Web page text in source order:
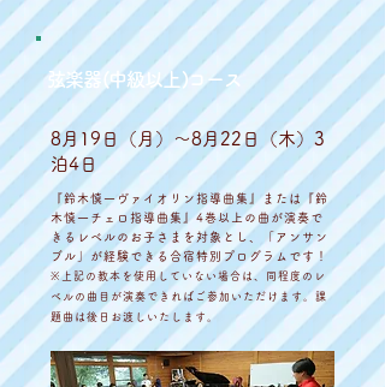
8月19日（月）〜8月22日（木）3
泊4日
『鈴木慎一ヴァイオリン指導曲集』または『鈴
木慎一チェロ指導曲集』4巻以上の曲が演奏で
きるレベルのお子さまを対象とし、「アンサン
ブル」が経験できる合宿特別プログラムです！
※上記の教本を使用していない場合は、同程度のレ
ベルの曲目が演奏できればご参加いただけます。課
題曲は後日お渡しいたします。
弦楽器(中級以上)コース